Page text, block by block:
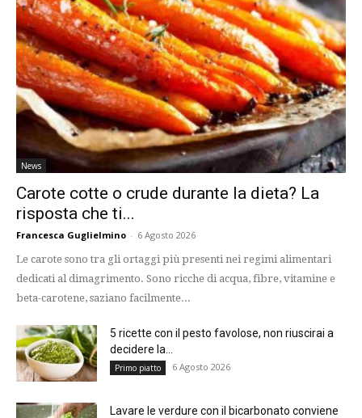
News
Carote cotte o crude durante la dieta? La
risposta che ti...
Francesca Guglielmino - 6 Agosto 2026
Le carote sono tra gli ortaggi più presenti nei regimi alimentari
dedicati al dimagrimento. Sono ricche di acqua, fibre, vitamine e
beta-carotene, saziano facilmente...
5 ricette con il pesto favolose, non riuscirai a
decidere la...
Primo piatto 6 Agosto 2026
Lavare le verdure con il bicarbonato conviene